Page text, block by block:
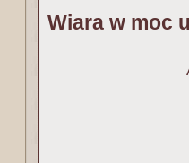
Wiara w moc